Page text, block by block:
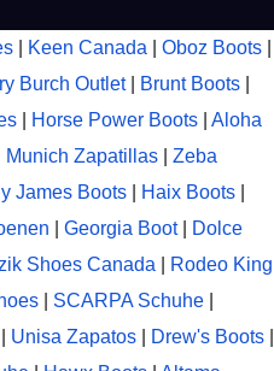
Keen Canada Oboz Boots
Burch Outlet Brunt Boots
Horse Power Boots
Aloha
Munich Zapatillas
Zeba
James Boots Haix Boots
Georgia Boot|
Dolce
Shoes Canada
Rodeo King
SCARPA Schuhe
Unisa Zapatos Drew's Boots